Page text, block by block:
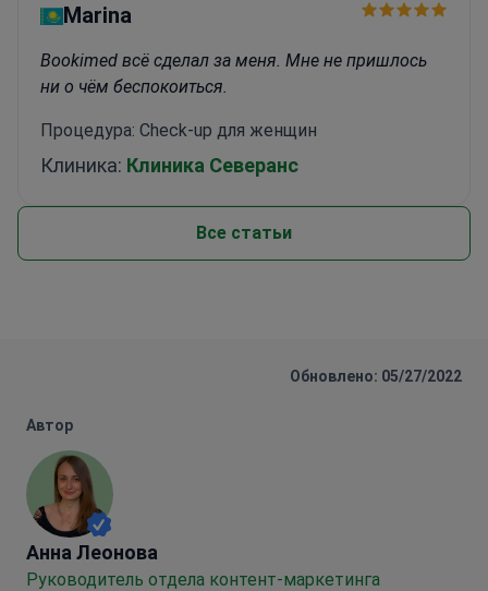
Marina
Bookimed всё сделал за меня. Мне не пришлось
ни о чём беспокоиться.
Процедура: Check-up для женщин
Клиника: Клиника Северанс
Все статьи
Обновлено: 05/27/2022
Автор
Анна Леонова
Анна Леонова
Руководитель отдела контент-маркетинга